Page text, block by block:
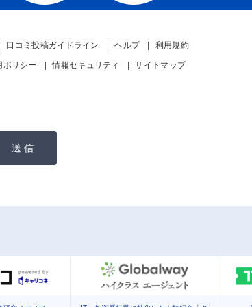
口コミ投稿ガイドライン ヘルプ
利用規約
リシー 情報セキュリティ サイトマップ
送信